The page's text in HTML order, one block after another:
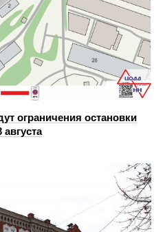
ограничения остановки
августа